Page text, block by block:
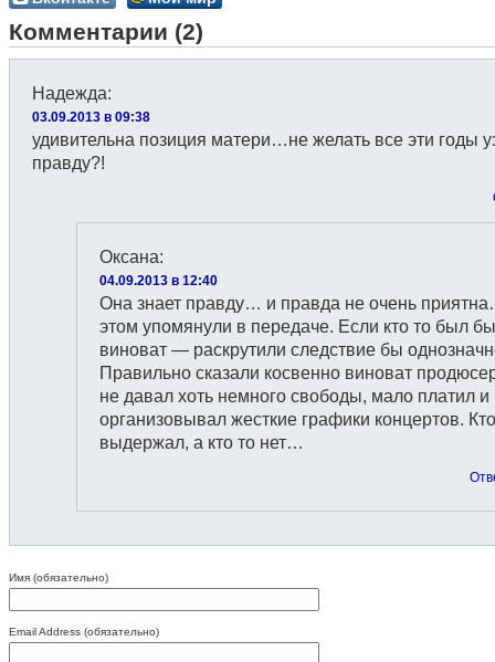
Комментарии (2)
Надежда:
03.09.2013 в 09:38
удивительна позиция матери…не желать все эти годы
правду?!
Оксана:
04.09.2013 в 12:40
Она знает правду… и правда не очень
этом упомянули в передаче. Если кто то был бы
виноват — раскрутили следствие бы
Правильно сказали косвенно виноват
не давал хоть немного свободы, мало платил и
организовывал жесткие графики концертов.
выдержал, а кто то нет…
Имя (обязательно)
Email Address (обязательно)